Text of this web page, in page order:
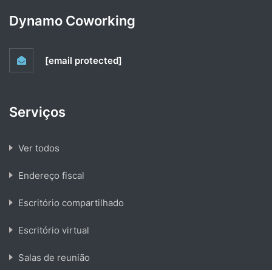
Dynamo Coworking
[email protected]
Serviços
Ver todos
Endereço fiscal
Escritório compartilhado
Escritório virtual
Salas de reunião